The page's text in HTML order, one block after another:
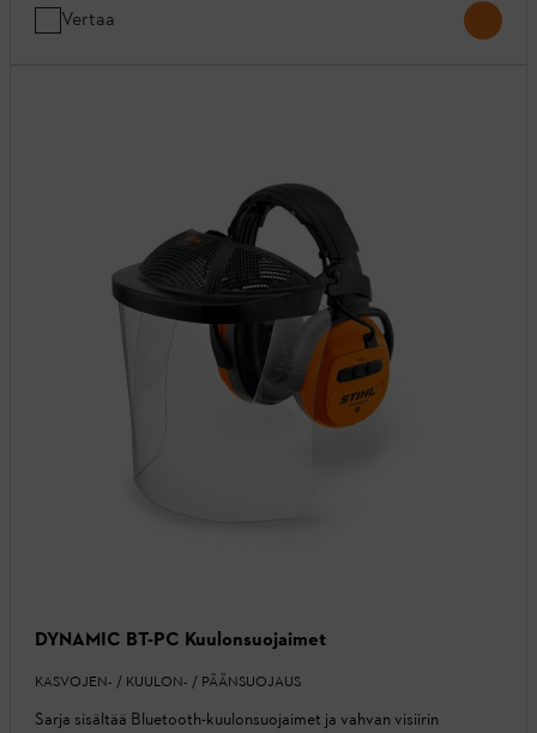
Vertaa
DYNAMIC BT-PC Kuulonsuojaimet
KASVOJEN- / KUULON- / PÄÄNSUOJAUS
Sarja sisältää Bluetooth-kuulonsuojaimet ja vahvan visiirin